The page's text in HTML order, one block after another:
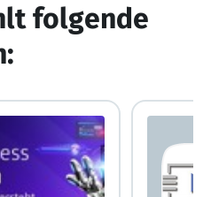
folgende